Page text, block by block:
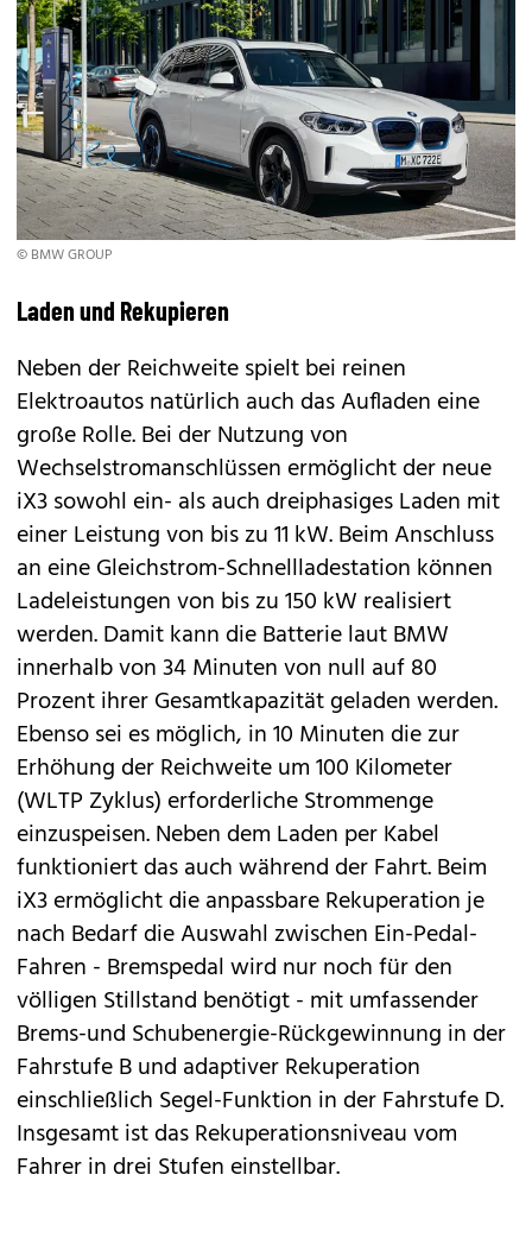
© BMW GROUP
Laden und Rekupieren
Neben der Reichweite spielt bei reinen
Elektroautos natürlich auch das Aufladen eine
große Rolle. Bei der Nutzung von
Wechselstromanschlüssen ermöglicht der neue
iX3 sowohl ein- als auch dreiphasiges Laden mit
einer Leistung von bis zu 11 kW. Beim Anschluss
an eine Gleichstrom-Schnellladestation können
Ladeleistungen von bis zu 150 kW realisiert
werden. Damit kann die Batterie laut BMW
innerhalb von 34 Minuten von null auf 80
Prozent ihrer Gesamtkapazität geladen werden.
Ebenso sei es möglich, in 10 Minuten die zur
Erhöhung der Reichweite um 100 Kilometer
(WLTP Zyklus) erforderliche Strommenge
einzuspeisen. Neben dem Laden per Kabel
funktioniert das auch während der Fahrt. Beim
iX3 ermöglicht die anpassbare Rekuperation je
nach Bedarf die Auswahl zwischen Ein-Pedal-
Fahren - Bremspedal wird nur noch für den
völligen Stillstand benötigt - mit umfassender
Brems-und Schubenergie-Rückgewinnung in der
Fahrstufe B und adaptiver Rekuperation
einschließlich Segel-Funktion in der Fahrstufe D.
Insgesamt ist das Rekuperationsniveau vom
Fahrer in drei Stufen einstellbar.